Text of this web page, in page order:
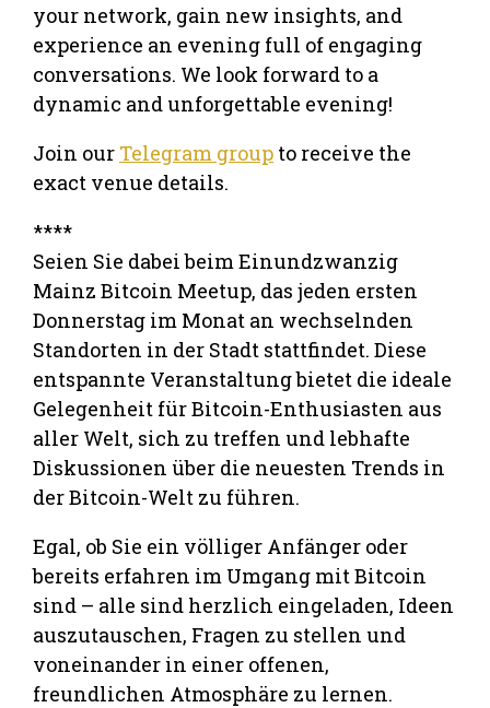
your network, gain new insights, and
experience an evening full of engaging
conversations. We look forward to a
dynamic and unforgettable evening!
Join our Telegram group to receive the
exact venue details.
****
Seien Sie dabei beim Einundzwanzig
Mainz Bitcoin Meetup, das jeden ersten
Donnerstag im Monat an wechselnden
Standorten in der Stadt stattfindet. Diese
entspannte Veranstaltung bietet die ideale
Gelegenheit für Bitcoin-Enthusiasten aus
aller Welt, sich zu treffen und lebhafte
Diskussionen über die neuesten Trends in
der Bitcoin-Welt zu führen.
Egal, ob Sie ein völliger Anfänger oder
bereits erfahren im Umgang mit Bitcoin
sind – alle sind herzlich eingeladen, Ideen
auszutauschen, Fragen zu stellen und
voneinander in einer offenen,
freundlichen Atmosphäre zu lernen.